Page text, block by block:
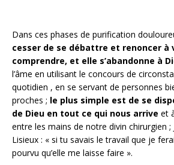
Dans ces phases de purification
cesser de se débattre et renoncer à
comprendre, et elle s’abandonne à
l’âme en utilisant le concours de
quotidien , en se servant de personnes
proches ; le plus simple est de se
de Dieu en tout ce qui nous arrive et
entre les mains de notre divin chirurgien ;
Lisieux : « si tu savais le travail que je
pourvu qu’elle me laisse faire ».